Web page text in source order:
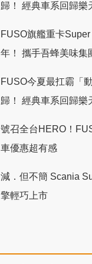
歸！ 經典車系回歸樂
FUSO旗艦重卡Super
年！ 攜手吾蜂美味集
FUSO今夏最扛霸「
歸！ 經典車系回歸樂
號召全台HERO！
車優惠超有感
減．但不簡 Scania
擎輕巧上市